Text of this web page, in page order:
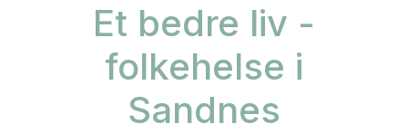
Et bedre liv -
folkehelse i
Sandnes